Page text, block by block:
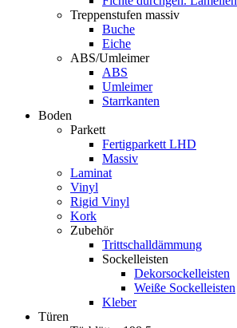
Treppenstufen massiv
Buche
Eiche
ABS/Umleimer
ABS
Umleimer
Starrkanten
Boden
Parkett
Fertigparkett LHD
Massiv
Laminat
Vinyl
Rigid Vinyl
Kork
Zubehör
Trittschalldämmung
Sockelleisten
Dekorsockelleisten
Weiße Sockelleisten
Kleber
Türen